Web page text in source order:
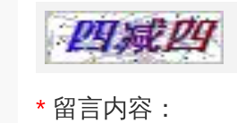
* 留言内容：